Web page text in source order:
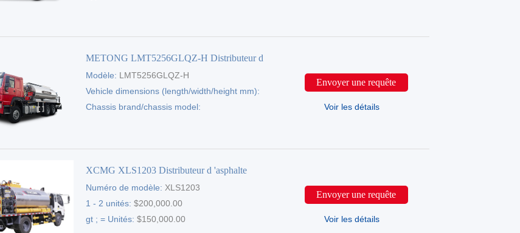
METONG LMT5256GLQZ-H Distributeur d
'asphalte
Modèle: LMT5256GLQZ-H
Vehicle dimensions (length/width/height mm):
10500×2496×3360
Chassis brand/chassis model:
Envoyer une requête
Voir les détails
XCMG XLS1203 Distributeur d 'asphalte
Numéro de modèle: XLS1203
1 - 2 unités:$200,000.00
gt ; = Unités:$150,000.00
Envoyer une requête
Voir les détails